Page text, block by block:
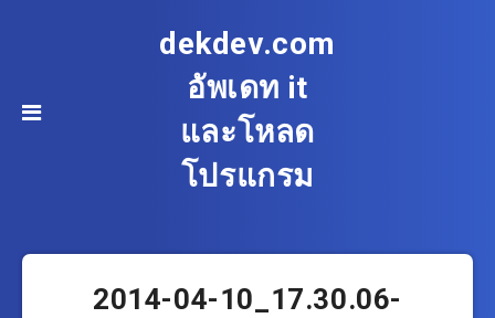
dekdev.com
อัพเดท it
และโหลด
โปรแกรม
2014-04-10_17.30.06-